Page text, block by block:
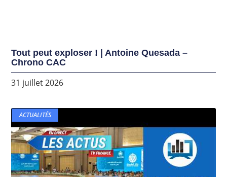
Tout peut exploser ! | Antoine Quesada –
Chrono CAC
31 juillet 2026
ACTUALITÉS